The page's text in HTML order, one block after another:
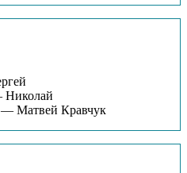
— Матвей Кравчук